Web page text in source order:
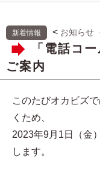
新着情報 < お知らせ
「電話コ
ご案内
このたびオカビズ
くため、
2023年9月1日（金
します。